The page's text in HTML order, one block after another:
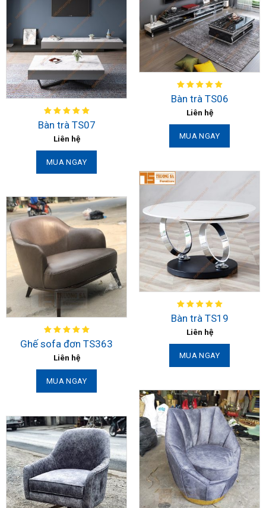
Bàn trà TS06
Liên hệ
MUA NGAY
Bàn trà TS07
Liên hệ
MUA NGAY
Bàn trà TS19
Liên hệ
MUA NGAY
Ghế sofa đơn TS363
Liên hệ
MUA NGAY